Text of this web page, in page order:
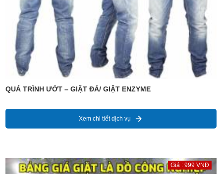
QUÁ TRÌNH ƯỚT – GIẶT ĐÁ/ GIẶT ENZYME
Xem chi tiết dịch vụ
Giá : 999 VNĐ